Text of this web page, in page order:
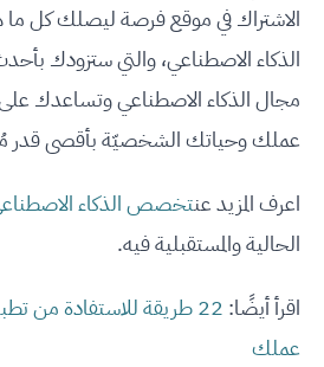
الاشتراك في موقع فرصة ليصلك كل
الذكاء الاصطناعي، والتي ستزودك
مجال الذكاء الاصطناعي وتساعدك على
عملك وحياتك الشخصيّة بأقصى قدر
اعرف المزيد عنتخصص الذكاء
الحالية والمستقبلية فيه.
اقرأ أيضًا:
عملك